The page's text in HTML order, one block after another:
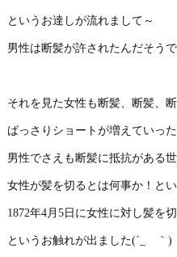
というお達しが流れまして～
男性は断髪が許されたんだそうで
それを見た女性も断髪、断髪、断
ばっさりショートが増えていっ
男性でさえも断髪に抵抗がある
女性が髪を切るとは何事か！とい
1872年4月5日に女性に対し髪を
というお触れが出ました(´_ゝ｀)